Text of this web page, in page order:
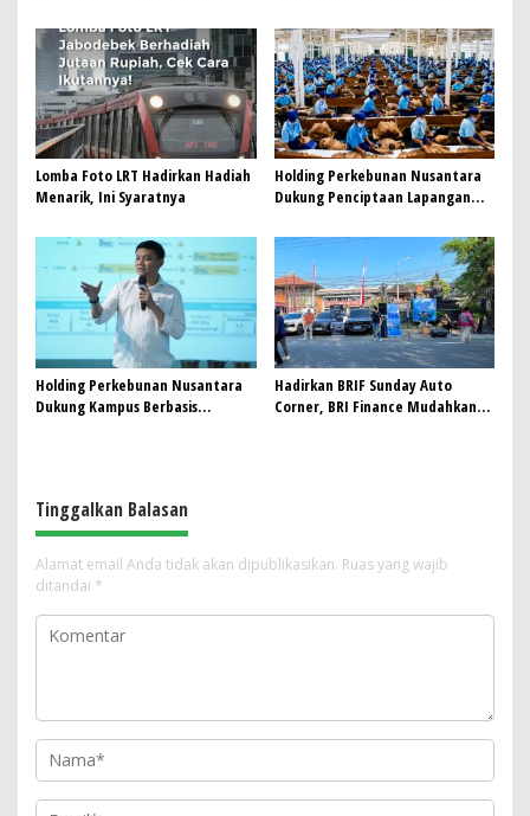
Terlengkap dari Indonesia
Future Lo
Lomba Foto LRT Hadirkan Hadiah
Menarik, Ini Syaratnya
Holding Perkebunan Nusantara
Dukung Penciptaan Lapangan
Pekerja di Pabrik Tembakau
Holding Perkebunan Nusantara
Dukung Kampus Berbasis
Hadirkan BRIF Sunday Auto
Corner, BRI Finance Mudahkan
Tinggalkan Balasan
Alamat email Anda tidak akan dipublikasikan. Ruas yang wajib
ditandai *